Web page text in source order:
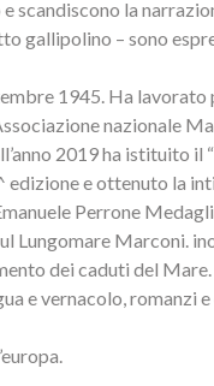
scandiscono la
gallipolino – sono
1945. Ha
nazionale
2019 ha istituito
e ottenuto la
Perrone
Lungomare Marconi.
dei caduti del Mare.
e vernacolo, romanzi